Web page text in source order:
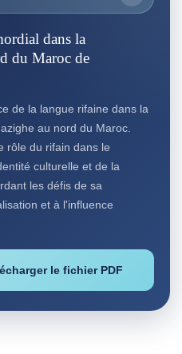
dans la
du Maroc de
de la langue rifaine dans la
au nord du Maroc.
rôle du rifain dans le
culturelle et de la
les défis de sa
et à l'influence
le fichier PDF